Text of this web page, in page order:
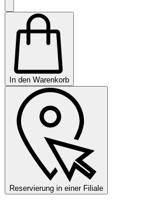
In den Warenkorb
Reservierung in einer Filiale